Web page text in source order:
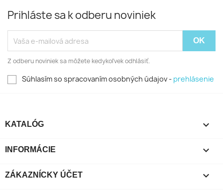
Prihláste sa k odberu noviniek
Z odberu noviniek sa môžete kedykoľvek odhlásiť.
Súhlasím so spracovaním osobných údajov - prehlásenie
KATALÓG 
INFORMÁCIE 
ZÁKAZNÍCKY ÚČET 